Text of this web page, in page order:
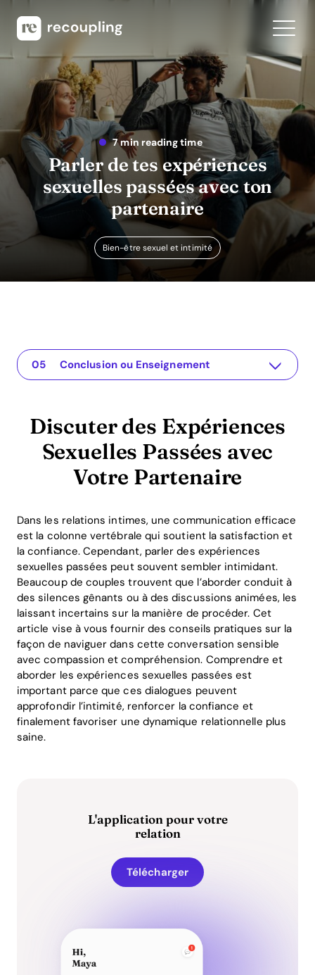
7 min reading time
Parler de tes expériences
sexuelles passées avec ton
partenaire
Bien-être sexuel et intimité
Discuter des Expériences Sexuelles Passées avec Votre Partenaire
L'application pour votre relation
Comprendre le Problème
Solutions ou Perspectives Pratiques
Conclusion ou Enseignement
Discuter des Expériences
Sexuelles Passées avec
Votre Partenaire
Dans les relations intimes, une communication efficace
est la colonne vertébrale qui soutient la satisfaction et
la confiance. Cependant, parler des expériences
sexuelles passées peut souvent sembler intimidant.
Beaucoup de couples trouvent que l’aborder conduit à
des silences gênants ou à des discussions animées, les
laissant incertains sur la manière de procéder. Cet
article vise à vous fournir des conseils pratiques sur la
façon de naviguer dans cette conversation sensible
avec compassion et compréhension. Comprendre et
aborder les expériences sexuelles passées est
important parce que ces dialogues peuvent
approfondir l’intimité, renforcer la confiance et
finalement favoriser une dynamique relationnelle plus
saine.
L'application pour votre
relation
Télécharger